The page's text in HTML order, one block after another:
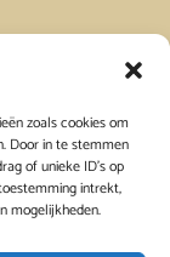
zoals cookies om
Door in te stemmen
of unieke ID's op
intrekt,
mogelijkheden.